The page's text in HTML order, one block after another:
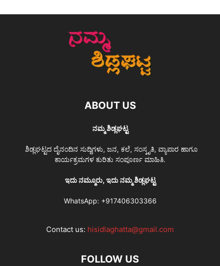
ABOUT US
ನಮ್ಮ ಶಿಡ್ಲಘಟ್ಟ
ಶಿಡ್ಲಘಟ್ಟದ ದೈನಂದಿನ ಸುದ್ದಿಗಳು, ಜನ, ಕಲೆ, ಸಂಸ್ಕೃತಿ, ವ್ಯಾಪಾರ ಹಾಗೂ
ಕಾರ್ಯಕ್ರಮಗಳ ಕುರಿತು ಸಂಪೂರ್ಣ ಮಾಹಿತಿ.
ಇದು ನಮ್ಮೂರು, ಇದು ನಮ್ಮ ಶಿಡ್ಲಘಟ್ಟ
WhatsApp: +917406303366
Contact us: hisidlaghatta@gmail.com
FOLLOW US